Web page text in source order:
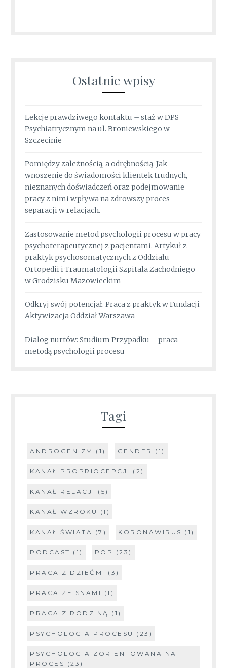
Ostatnie wpisy
Lekcje prawdziwego kontaktu – staż w DPS
Psychiatrycznym na ul. Broniewskiego w
Szczecinie
Pomiędzy zależnością, a odrębnością. Jak
wnoszenie do świadomości klientek trudnych,
nieznanych doświadczeń oraz podejmowanie
pracy z nimi wpływa na zdrowszy proces
separacji w relacjach.
Zastosowanie metod psychologii procesu w pracy
psychoterapeutycznej z pacjentami. Artykuł z
praktyk psychosomatycznych z Oddziału
Ortopedii i Traumatologii Szpitala Zachodniego
w Grodzisku Mazowieckim
Odkryj swój potencjał. Praca z praktyk w Fundacji
Aktywizacja Oddział Warszawa
Dialog nurtów: Studium Przypadku – praca
metodą psychologii procesu
Tagi
ANDROGENIZM (1) GENDER (1)
KANAŁ PROPRIOCEPCJI (2)
KANAŁ RELACJI (5)
KANAŁ WZROKU (1)
KANAŁ ŚWIATA (7) KORONAWIRUS (1)
PODCAST (1) POP (23)
PRACA Z DZIEĆMI (3)
PRACA ZE SNAMI (1)
PRACA Z RODZINĄ (1)
PSYCHOLOGIA PROCESU (23)
PSYCHOLOGIA ZORIENTOWANA NA
PROCES (23)